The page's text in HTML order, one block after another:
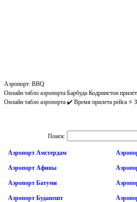
Аэропорт: BBQ
Онлайн табло аэропорта Барбуда Кодрингтон
Онлайн табло аэропорта ✔️ Время прилета рейса ⚡
Поиск:
Аэропорт Амстердам
Аэропорт Афины
Аэропорт Батуми
Аэропорт Будапешт